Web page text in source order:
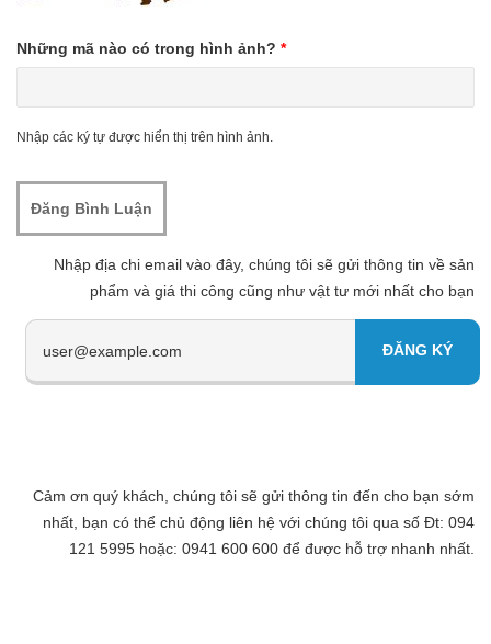
Những mã nào có trong hình ảnh? *
Nhập các ký tự được hiển thị trên hình ảnh.
Nhập địa chi email vào đây, chúng tôi sẽ gửi thông tin về sản
phẩm và giá thi công cũng như vật tư mới nhất cho bạn
Cảm ơn quý khách, chúng tôi sẽ gửi thông tin đến cho bạn sớm
nhất, bạn có thể chủ động liên hệ với chúng tôi qua số Đt: 094
121 5995 hoặc: 0941 600 600 để được hỗ trợ nhanh nhất.